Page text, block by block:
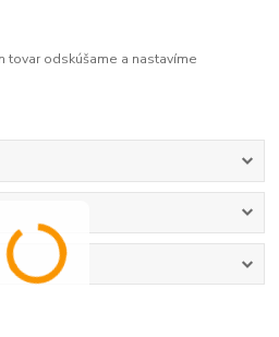
tovar odskúšame a nastavíme